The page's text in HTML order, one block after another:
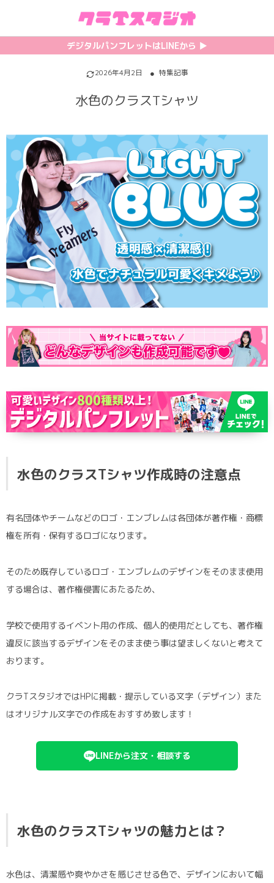
デジタルパンフレットはLINEから ▶︎︎
2026年4月2日 特集記事
水色のクラスTシャツ
水色のクラスTシャツ作成時の注意点
有名団体やチームなどのロゴ・エンブレムは各団体が著作権・商標
権を所有・保有するロゴになります。
そのため既存しているロゴ・エンブレムのデザインをそのまま使用
する場合は、著作権侵害にあたるため、
学校で使用するイベント用の作成、個人的使用だとしても、著作権
違反に該当するデザインをそのまま使う事は望ましくないと考えて
おります。
クラTスタジオではHPに掲載・提示している文字（デザイン）また
はオリジナル文字での作成をおすすめ致します！
LINEから注文・相談する
水色のクラスTシャツの魅力とは？
水色は、清潔感や爽やかさを感じさせる色で、デザインにおいて幅
初めての方へ
クラスTシャツの注文方法
お支払い方法について
キャンセル・変更について
利用規約
無料でLINE相談する
カテゴリ一覧
ホッケーユニフォーム
バスケユニフォーム
ゲーム
パロディ
グリッター&ラメ
ポロシャツ
パーカー・スウェット
ラグビーユニフォーム
フルカラー
部活動
特集記事
【最新】流行りの背ネーム特集
【インスタ映え】おすすめクラT集
韓国パロディ人気デザイン特集
おしゃれデザインクラスTシャツ
かわいいクラスTシャツ
おもしろクラスTシャツ
かっこいいクラスTシャツ
ニュース
プリント
シルクスクリーンについて
昇華プリントについて
全面プリントクラスTシャツ
DTFプリントについて
SDGsについて